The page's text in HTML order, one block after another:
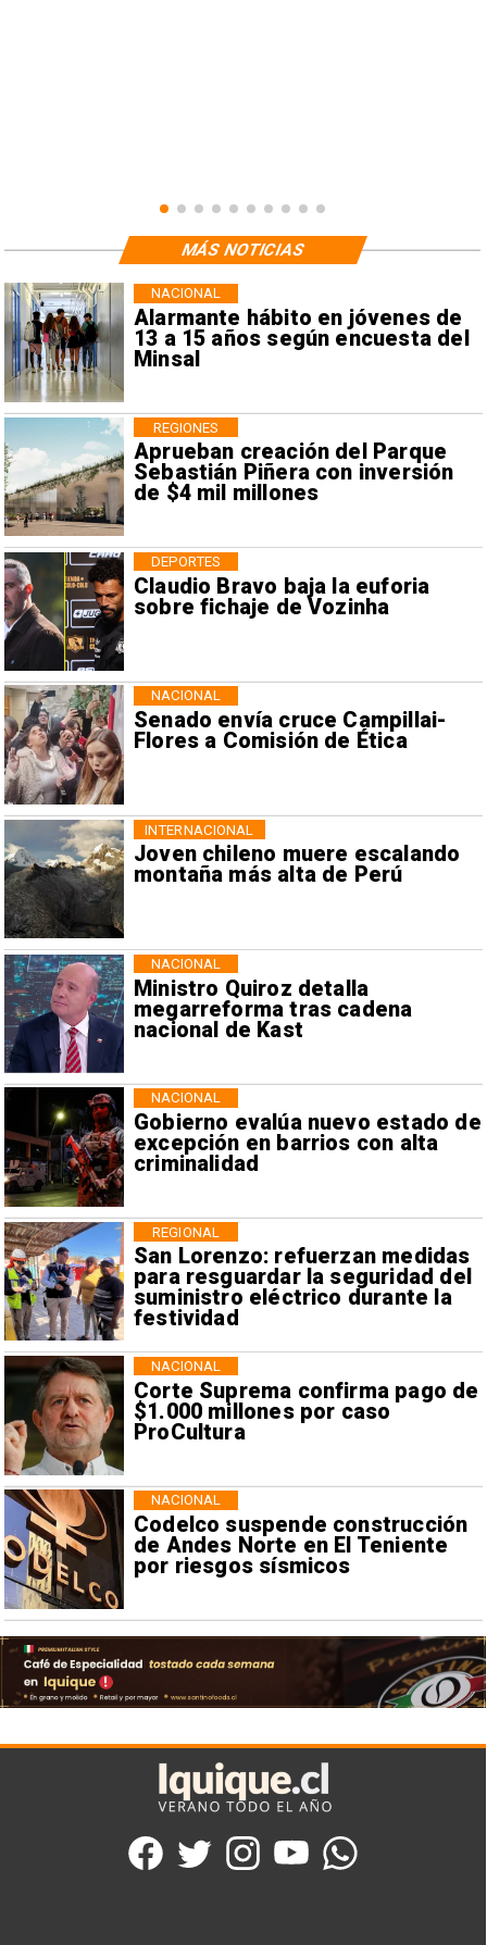
Alarmante hábito en jóvenes de
13 a 15 años según encuesta del
Minsal
NACIONAL
Aprueban creación del Parque
Sebastián Piñera con inversión
de $4 mil millones
REGIONES
Claudio Bravo baja la euforia
sobre fichaje de Vozinha
DEPORTES
Senado envía cruce Campillai-
Flores a Comisión de Ética
NACIONAL
Joven chileno muere escalando
montaña más alta de Perú
INTERNACIONAL
Ministro Quiroz detalla
megarreforma tras cadena
nacional de Kast
NACIONAL
Gobierno evalúa nuevo estado de
excepción en barrios con alta
criminalidad
NACIONAL
San Lorenzo: refuerzan medidas
para resguardar la seguridad del
suministro eléctrico durante la
festividad
REGIONAL
Corte Suprema confirma pago de
$1.000 millones por caso
ProCultura
NACIONAL
Codelco suspende construcción
de Andes Norte en El Teniente
por riesgos sísmicos
NACIONAL
MÁS NOTICIAS